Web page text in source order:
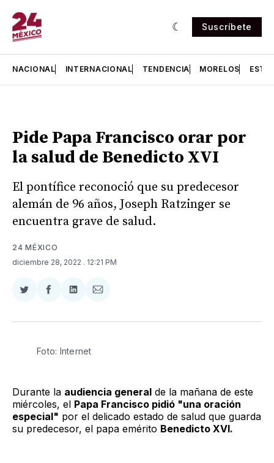
Suscríbete
NACIONAL INTERNACIONAL TENDENCIA MORELOS
Pide Papa Francisco orar por
la salud de Benedicto XVI
El pontífice reconoció que su predecesor
alemán de 96 años, Joseph Ratzinger se
encuentra grave de salud.
24 MÉXICO
diciembre 28, 2022 . 12:21 PM
Compartir
Twitter
Compartir
Facebook
Compartir
LinkedIn
Compartir
Email
Foto: Internet
Durante la audiencia general de la mañana de este
miércoles, el Papa Francisco pidió "una oración
especial" por el delicado estado de salud que guarda
su predecesor, el papa emérito Benedicto XVI.